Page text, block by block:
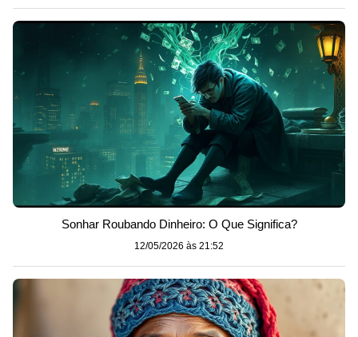
Sonhar Roubando Dinheiro: O Que Significa?
12/05/2026 às 21:52